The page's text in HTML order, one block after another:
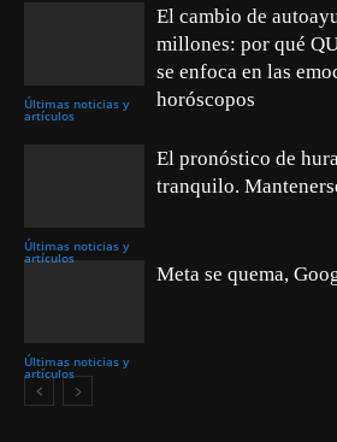
Últimas noticias y
artículos
El cambio de
millones: por qué
se enfoca en las
horóscopos
Últimas noticias y
artículos
El pronóstico de
tranquilo.
Últimas noticias y
artículos
Meta se quema,